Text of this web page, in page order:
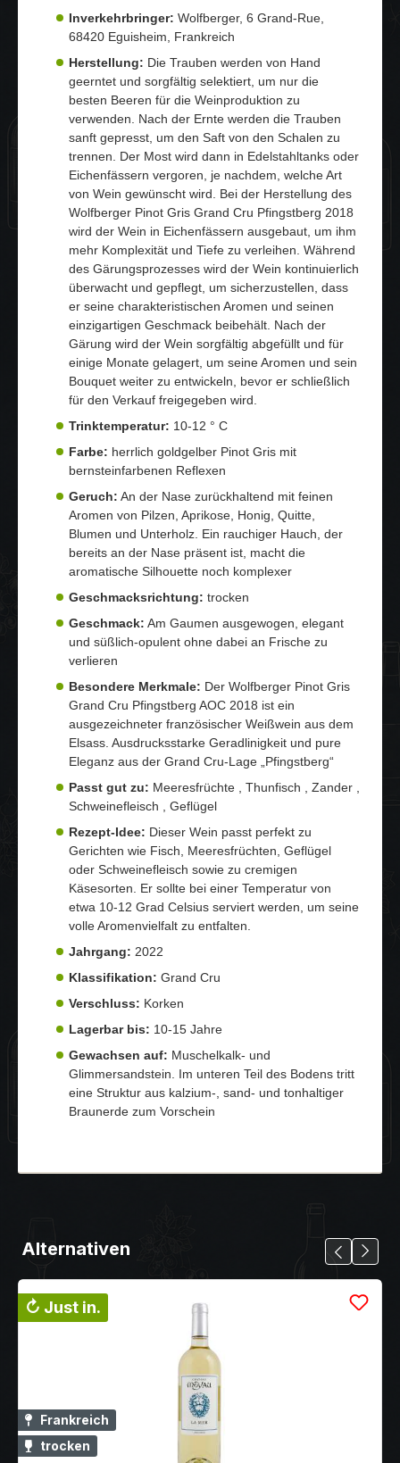
Inverkehrbringer: Wolfberger, 6 Grand-Rue,
68420 Eguisheim, Frankreich
Herstellung: Die Trauben werden von Hand
geerntet und sorgfältig selektiert, um nur die
besten Beeren für die Weinproduktion zu
verwenden. Nach der Ernte werden die Trauben
sanft gepresst, um den Saft von den Schalen zu
trennen. Der Most wird dann in Edelstahltanks oder
Eichenfässern vergoren, je nachdem, welche Art
von Wein gewünscht wird. Bei der Herstellung des
Wolfberger Pinot Gris Grand Cru Pfingstberg 2018
wird der Wein in Eichenfässern ausgebaut, um ihm
mehr Komplexität und Tiefe zu verleihen. Während
des Gärungsprozesses wird der Wein kontinuierlich
überwacht und gepflegt, um sicherzustellen, dass
er seine charakteristischen Aromen und seinen
einzigartigen Geschmack beibehält. Nach der
Gärung wird der Wein sorgfältig abgefüllt und für
einige Monate gelagert, um seine Aromen und sein
Bouquet weiter zu entwickeln, bevor er schließlich
für den Verkauf freigegeben wird.
Trinktemperatur: 10-12 ° C
Farbe: herrlich goldgelber Pinot Gris mit
bernsteinfarbenen Reflexen
Geruch: An der Nase zurückhaltend mit feinen
Aromen von Pilzen, Aprikose, Honig, Quitte,
Blumen und Unterholz. Ein rauchiger Hauch, der
bereits an der Nase präsent ist, macht die
aromatische Silhouette noch komplexer
Geschmacksrichtung: trocken
Geschmack: Am Gaumen ausgewogen, elegant
und süßlich-opulent ohne dabei an Frische zu
verlieren
Besondere Merkmale: Der Wolfberger Pinot Gris
Grand Cru Pfingstberg AOC 2018 ist ein
ausgezeichneter französischer Weißwein aus dem
Elsass. Ausdrucksstarke Geradlinigkeit und pure
Eleganz aus der Grand Cru-Lage „Pfingstberg“
Passt gut zu: Meeresfrüchte , Thunfisch , Zander ,
Schweinefleisch , Geflügel
Rezept-Idee: Dieser Wein passt perfekt zu
Gerichten wie Fisch, Meeresfrüchten, Geflügel
oder Schweinefleisch sowie zu cremigen
Käsesorten. Er sollte bei einer Temperatur von
etwa 10-12 Grad Celsius serviert werden, um seine
volle Aromenvielfalt zu entfalten.
Jahrgang: 2022
Klassifikation: Grand Cru
Verschluss: Korken
Lagerbar bis: 10-15 Jahre
Gewachsen auf: Muschelkalk- und
Glimmersandstein. Im unteren Teil des Bodens tritt
eine Struktur aus kalzium-, sand- und tonhaltiger
Braunerde zum Vorschein
Alternativen
↻ Just in.
Frankreich
trocken